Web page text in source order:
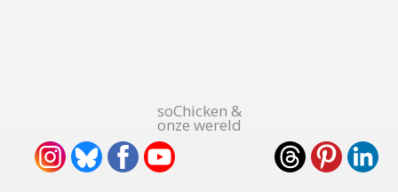
soChicken &
onze wereld